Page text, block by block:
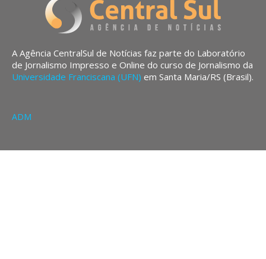
A Agência CentralSul de Notícias faz parte do Laboratório
de Jornalismo Impresso e Online do curso de Jornalismo da
Universidade Franciscana (UFN) em Santa Maria/RS (Brasil).
ADM